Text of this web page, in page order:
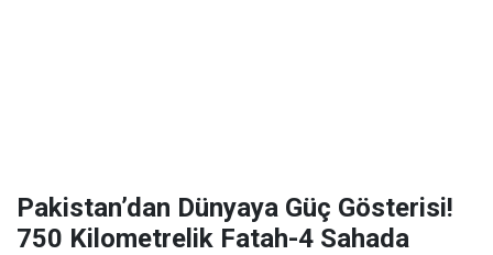
Pakistan’dan Dünyaya Güç Gösterisi!
750 Kilometrelik Fatah-4 Sahada